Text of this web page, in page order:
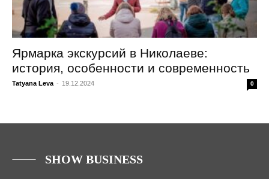
Ярмарка экскурсий в Николаеве:
история, особенности и современность
Tatyana Leva - 19.12.2024 0
SHOW BUSINESS